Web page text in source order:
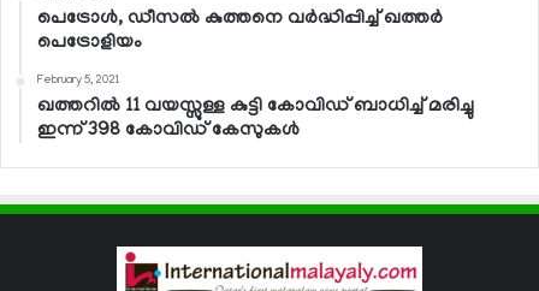
പെട്രോള്‍, ഡീസല്‍ കുത്തനെ വര്‍ദ്ധിപ്പിച്ച് ഖത്തര്‍
പെട്രോളിയം
February 5, 2021
ഖത്തറില്‍ 11 വയസ്സുള്ള കുട്ടി കോവിഡ് ബാധിച്ച് മരിച്ചു
ഇന്ന് 398 കോവിഡ് കേസുകള്‍